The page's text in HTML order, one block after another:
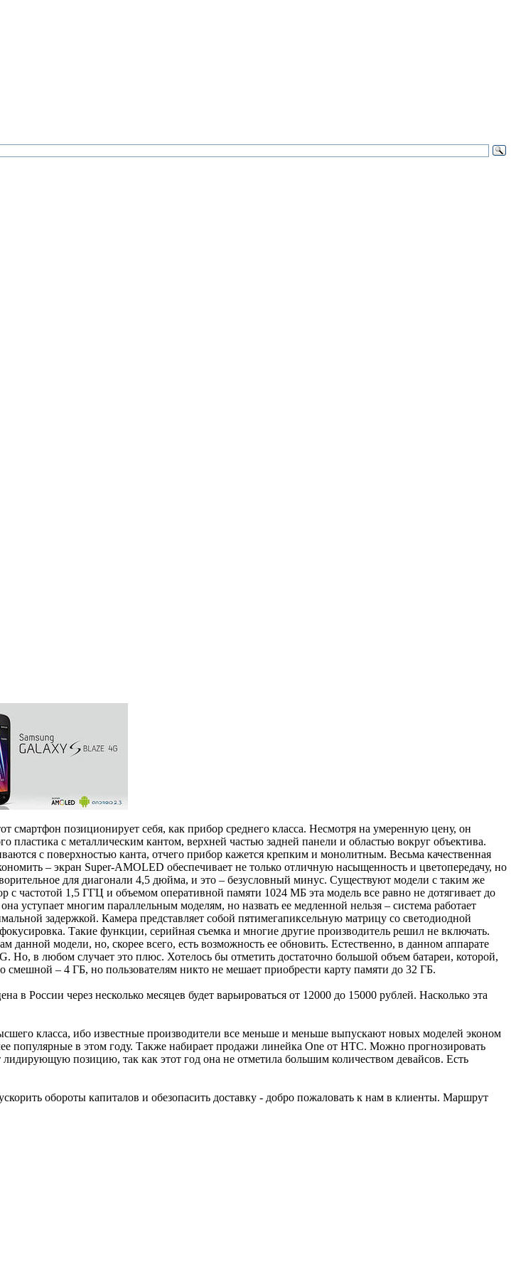
смартфон позиционирует себя, как прибор среднего класса. Несмотря на умеренную цену, он
с металлическим кантом, верхней частью задней панели и областью вокруг объектива.
с поверхностью канта, отчего прибор кажется крепким и монолитным. Весьма качественная
– экран Super-AMOLED обеспечивает не только отличную насыщенность и цветопередачу, но
для диагонали 4,5 дюйма, и это – безусловный минус. Существуют модели с таким же
частотой 1,5 ГГЦ и объемом оперативной памяти 1024 МБ эта модель все равно не дотягивает до
уступает многим параллельным моделям, но назвать ее медленной нельзя – система работает
задержкой. Камера представляет собой пятимегапиксельную матрицу со светодиодной
Такие функции, серийная съемка и многие другие производитель решил не включать.
данной модели, но, скорее всего, есть возможность ее обновить. Естественно, в данном аппарате
Но, в любом случает это плюс. Хотелось бы отметить достаточно большой объем батареи, которой,
смешной – 4 ГБ, но пользователям никто не мешает приобрести карту памяти до 32 ГБ.
России через несколько месяцев будет варьироваться от 12000 до 15000 рублей. Насколько эта
класса, ибо известные производители все меньше и меньше выпускают новых моделей эконом
популярные в этом году. Также набирает продажи линейка One от HTC. Можно прогнозировать
позицию, так как этот год она не отметила большим количеством девайсов. Есть
обороты капиталов и обезопасить доставку - добро пожаловать к нам в клиенты. Маршрут